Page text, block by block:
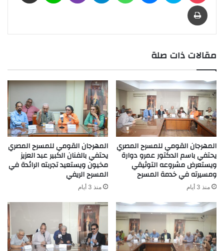
طباعة
مقالات ذات صلة
المهرجان القومي للمسرح المصري
يحتفي باسم الدكتور عمرو دوارة
ويستعرض مشروعه التوثيقي
ومسيرته في خدمة المسرح
منذ 3 أيام
المهرجان القومي للمسرح المصري
يحتفي بالفنان الكبير عبد العزيز
مخيون ويستعيد تجربته الرائدة في
المسرح الريفي
منذ 3 أيام